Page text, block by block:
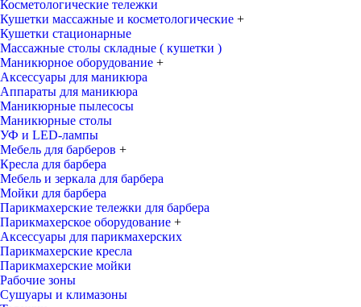
Косметологические тележки
Кушетки массажные и косметологические +
Кушетки стационарные
Массажные столы складные ( кушетки )
Маникюрное оборудование +
Аксессуары для маникюра
Аппараты для маникюра
Маникюрные пылесосы
Маникюрные столы
УФ и LED-лампы
Мебель для барберов +
Кресла для барбера
Мебель и зеркала для барбера
Мойки для барбера
Парикмахерские тележки для барбера
Парикмахерское оборудование +
Аксессуары для парикмахерских
Парикмахерские кресла
Парикмахерские мойки
Рабочие зоны
Сушуары и климазоны